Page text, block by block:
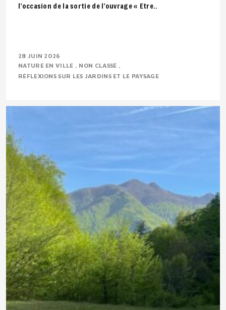
l’occasion de la sortie de l’ouvrage « Etre..
28 JUIN 2026
NATURE EN VILLE
NON CLASSÉ
RÉFLEXIONS SUR LES JARDINS ET LE PAYSAGE